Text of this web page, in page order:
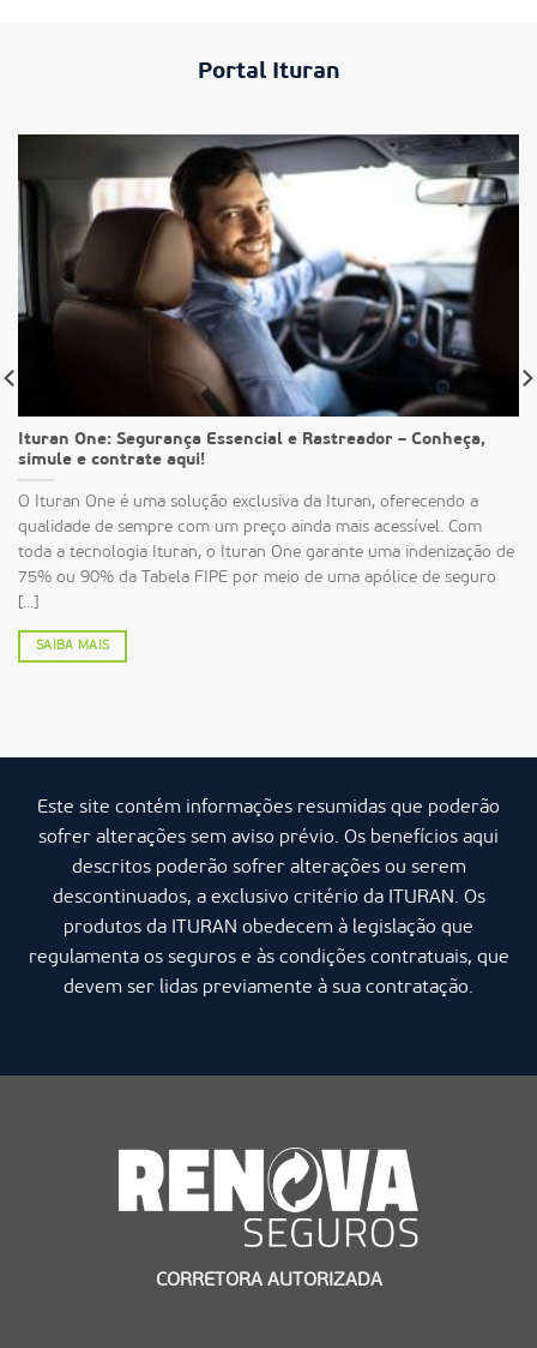
Portal Ituran
Ituran One: Segurança Essencial e Rastreador – Conheça,
simule e contrate aqui!
O Ituran One é uma solução exclusiva da Ituran, oferecendo a
qualidade de sempre com um preço ainda mais acessível. Com
toda a tecnologia Ituran, o Ituran One garante uma indenização de
75% ou 90% da Tabela FIPE por meio de uma apólice de seguro
[...]
SAIBA MAIS
Este site contém informações resumidas que poderão
sofrer alterações sem aviso prévio. Os benefícios aqui
descritos poderão sofrer alterações ou serem
descontinuados, a exclusivo critério da ITURAN. Os
produtos da ITURAN obedecem à legislação que
regulamenta os seguros e às condições contratuais, que
devem ser lidas previamente à sua contratação.
CORRETORA AUTORIZADA